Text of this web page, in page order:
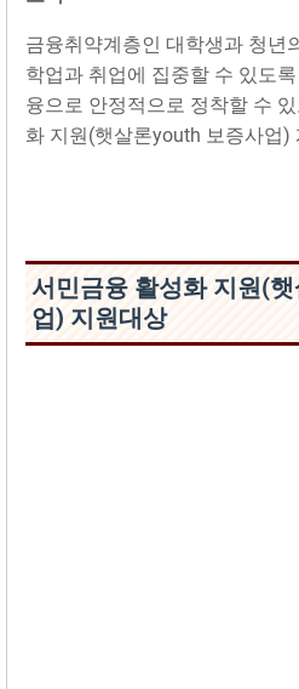
금융취약계층인 대학생과 청년
학업과 취업에 집중할 수 있도
융으로 안정적으로 정착할 수
화 지원(햇살론youth 보증사업)
서민금융 활성화 지원(
업) 지원대상